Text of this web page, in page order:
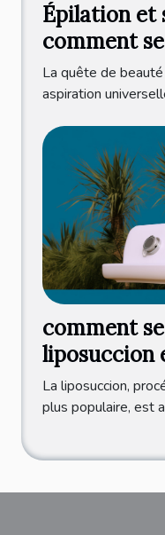
Épilation et
comment
détendue
La quête de
aspiration
comment
liposuccion
La liposuccion,
plus populaire, est